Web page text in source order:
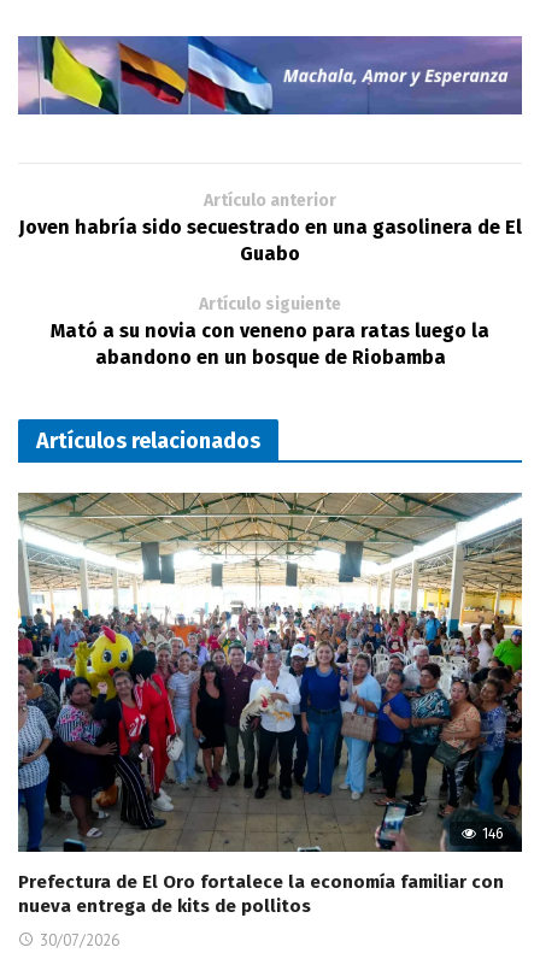
Artículo anterior
Joven habría sido secuestrado en una gasolinera de El
Guabo
Artículo siguiente
Mató a su novia con veneno para ratas luego la
abandono en un bosque de Riobamba
Artículos relacionados
146
Prefectura de El Oro fortalece la economía familiar con
nueva entrega de kits de pollitos
30/07/2026